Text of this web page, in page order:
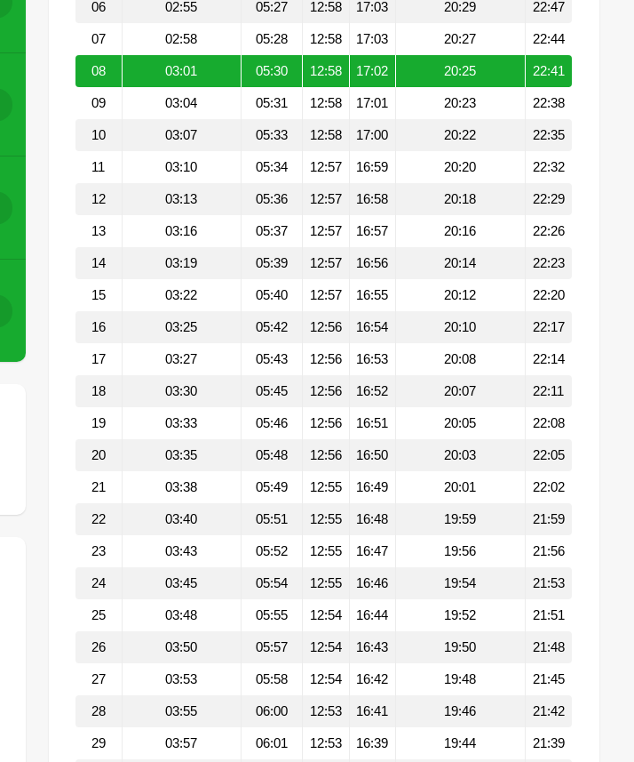
06 02:55 05:27 12:58 17:03 20:29 22:47
07 02:58 05:28 12:58 17:03 20:27 22:44
08 03:01 05:30 12:58 17:02 20:25 22:41
09 03:04 05:31 12:58 17:01 20:23 22:38
10 03:07 05:33 12:58 17:00 20:22 22:35
11 03:10 05:34 12:57 16:59 20:20 22:32
12 03:13 05:36 12:57 16:58 20:18 22:29
13 03:16 05:37 12:57 16:57 20:16 22:26
14 03:19 05:39 12:57 16:56 20:14 22:23
15 03:22 05:40 12:57 16:55 20:12 22:20
16 03:25 05:42 12:56 16:54 20:10 22:17
17 03:27 05:43 12:56 16:53 20:08 22:14
18 03:30 05:45 12:56 16:52 20:07 22:11
19 03:33 05:46 12:56 16:51 20:05 22:08
20 03:35 05:48 12:56 16:50 20:03 22:05
21 03:38 05:49 12:55 16:49 20:01 22:02
22 03:40 05:51 12:55 16:48 19:59 21:59
23 03:43 05:52 12:55 16:47 19:56 21:56
24 03:45 05:54 12:55 16:46 19:54 21:53
25 03:48 05:55 12:54 16:44 19:52 21:51
26 03:50 05:57 12:54 16:43 19:50 21:48
27 03:53 05:58 12:54 16:42 19:48 21:45
28 03:55 06:00 12:53 16:41 19:46 21:42
29 03:57 06:01 12:53 16:39 19:44 21:39